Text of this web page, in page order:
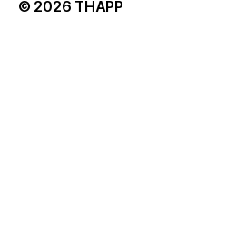
© 2026 THAPP